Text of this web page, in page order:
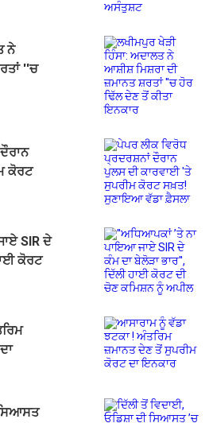
ਨੇ
''ਚ
ਕੋਰਟ
SIR ਦੇ
ਕੋਰਟ
ਸਿਆਸਤ